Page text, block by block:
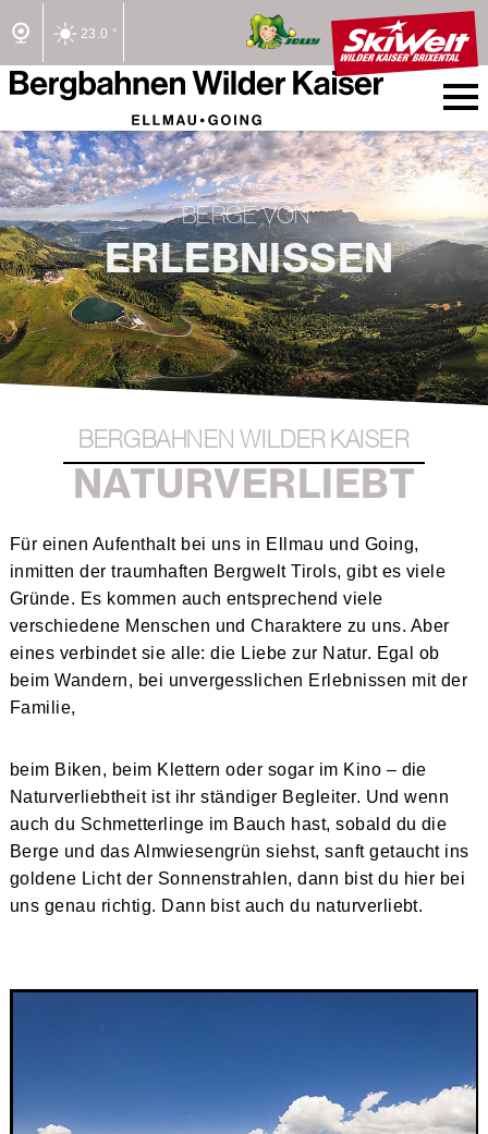
23.0 °
2/2 Lifte offen
BERGE VON
ERLEBNISSEN
BERGBAHNEN WILDER KAISER
NATURVERLIEBT
Für einen Aufenthalt bei uns in Ellmau und Going,
inmitten der traumhaften Bergwelt Tirols, gibt es viele
Gründe. Es kommen auch entsprechend viele
verschiedene Menschen und Charaktere zu uns. Aber
eines verbindet sie alle: die Liebe zur Natur. Egal ob
beim Wandern, bei unvergesslichen Erlebnissen mit der
Familie,
beim Biken, beim Klettern oder sogar im Kino – die
Naturverliebtheit ist ihr ständiger Begleiter. Und wenn
auch du Schmetterlinge im Bauch hast, sobald du die
Berge und das Almwiesengrün siehst, sanft getaucht ins
goldene Licht der Sonnenstrahlen, dann bist du hier bei
uns genau richtig. Dann bist auch du naturverliebt.